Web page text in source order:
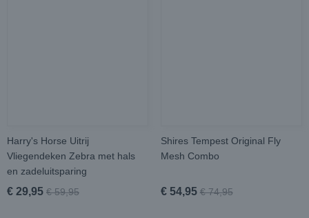
Harry's Horse Uitrij
Vliegendeken Zebra met hals
en zadeluitsparing
€ 29,95 € 59,95
Shires Tempest Original Fly
Mesh Combo
€ 54,95 € 74,95